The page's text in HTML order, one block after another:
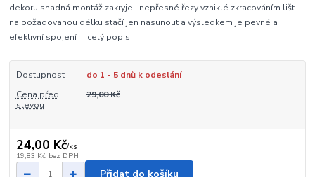
dekoru snadná montáž zakryje i nepřesné řezy vzniklé zkracováním lišt
na požadovanou délku stačí jen nasunout a výsledkem je pevné a
efektivní spojení celý popis
Dostupnost
do 1 - 5 dnů k odeslání
Cena před
slevou
29,00 Kč
24,00 Kč/ks
19,83 Kč bez DPH
Přidat do košíku